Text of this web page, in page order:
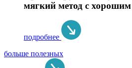
мягкий метод с хорошим
подробнее
больше полезных